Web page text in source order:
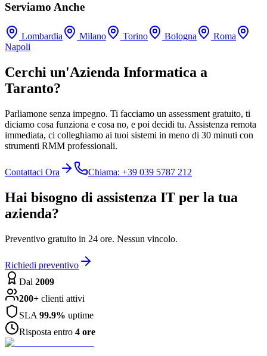
Serviamo Anche
Lombardia Milano Torino Bologna
Roma
Napoli
Cerchi un'Azienda Informatica a
Taranto?
Parliamone senza impegno. Ti facciamo un assessment gratuito, ti
diciamo cosa funziona e cosa no, e poi decidi tu. Assistenza remota
immediata, ci colleghiamo ai tuoi sistemi in meno di 30 minuti con
strumenti RMM professionali.
Contattaci Ora Chiama: +39 039 5787 212
Hai bisogno di assistenza IT per la tua
azienda?
Preventivo gratuito in 24 ore. Nessun vincolo.
Richiedi preventivo
Dal 2009
200+ clienti attivi
SLA 99.9% uptime
Risposta entro 4 ore